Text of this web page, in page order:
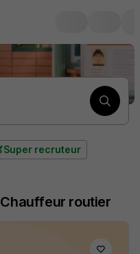
Super recruteur
Chauffeur routier